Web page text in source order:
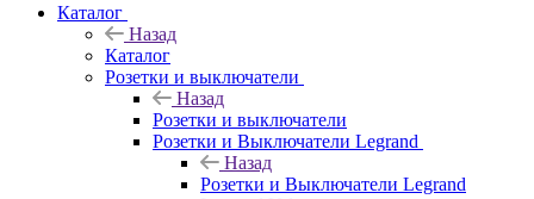
Каталог
Назад
Каталог
Розетки и выключатели
Назад
Розетки и выключатели
Розетки и Выключатели Legrand
Назад
Розетки и Выключатели Legrand